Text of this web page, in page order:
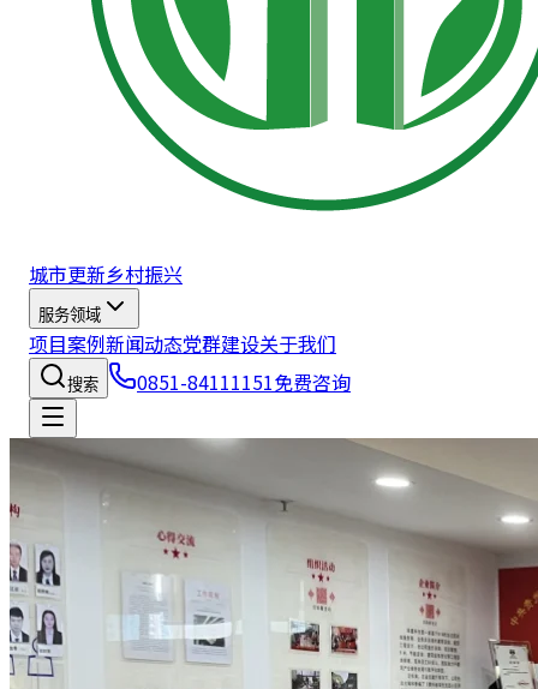
城市更新乡村振兴
服务领域
项目案例新闻动态党群建设关于我们
搜索 0851-84111151免费咨询